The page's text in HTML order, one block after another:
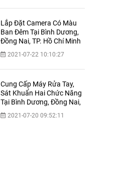
Lắp Đặt Camera Có Màu
Ban Đêm Tại Bình Dương,
Đồng Nai, TP. Hồ Chí Minh
2021-07-22 10:10:27
Cung Cấp Máy Rửa Tay,
Sát Khuẩn Hai Chức Năng
Tại Bình Dương, Đồng Nai,
TP.HCM
2021-07-20 09:52:11